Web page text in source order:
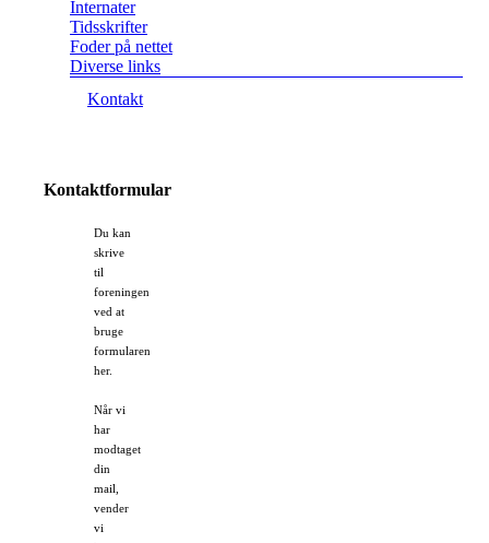
Internater
Tidsskrifter
Foder på nettet
Diverse links
Kontakt
Kontaktformular
Du kan
skrive
til
foreningen
ved at
bruge
formularen
her.
Når vi
har
modtaget
din
mail,
vender
vi